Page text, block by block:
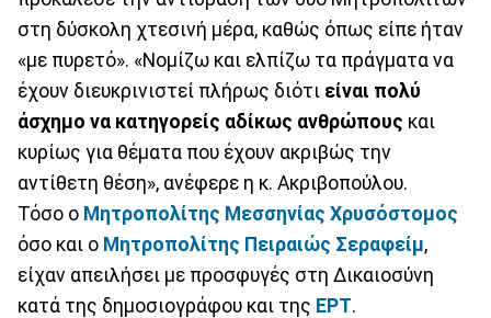
στη δύσκολη χτεσινή μέρα, καθώς όπως είπε ήταν
«με πυρετό». «Νομίζω και ελπίζω τα πράγματα να
έχουν διευκρινιστεί πλήρως διότι είναι πολύ
άσχημο να κατηγορείς αδίκως ανθρώπους και
κυρίως για θέματα που έχουν ακριβώς την
αντίθετη θέση», ανέφερε η κ. Ακριβοπούλου.
Τόσο ο Μητροπολίτης Μεσσηνίας Χρυσόστομος
όσο και ο Μητροπολίτης Πειραιώς Σεραφείμ,
είχαν απειλήσει με προσφυγές στη Δικαιοσύνη
κατά της δημοσιογράφου και της ΕΡΤ.